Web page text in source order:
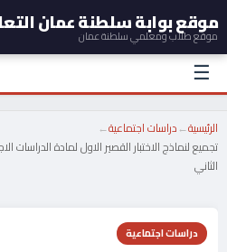
موقع بوابة سلطنة عمان
موقع طلاب ومعلمي سلطنة عمان
☰
الرئيسية←دراسات اجتماعية←
تجميع لنماذج الاختبار القصير الاول لمادة
الثاني
دراسات اجتماعية